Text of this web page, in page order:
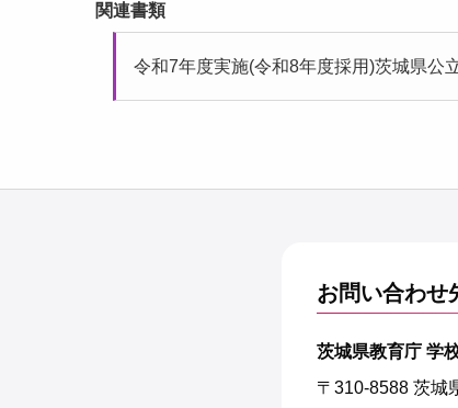
関連書類
令和7年度実施(令和8年度採用)茨城県公
お問い合わせ
茨城県教育庁 学
〒310-8588 茨城